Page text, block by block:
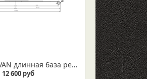
DODGE CARAVAN длинная база рессора IR 29-115в
12 600 руб